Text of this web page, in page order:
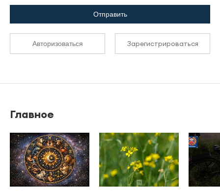
Отправить
Авторизоваться Зарегистрироваться
Главное